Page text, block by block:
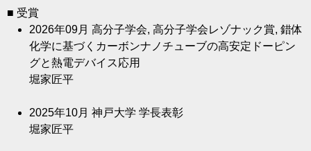
■ 受賞
2026年09月 高分子学会, 高分子学会レゾナック賞, 錯体
化学に基づくカーボンナノチューブの高安定ドーピン
グと熱電デバイス応用
堀家匠平
2025年10月 神戸大学 学長表彰
堀家匠平